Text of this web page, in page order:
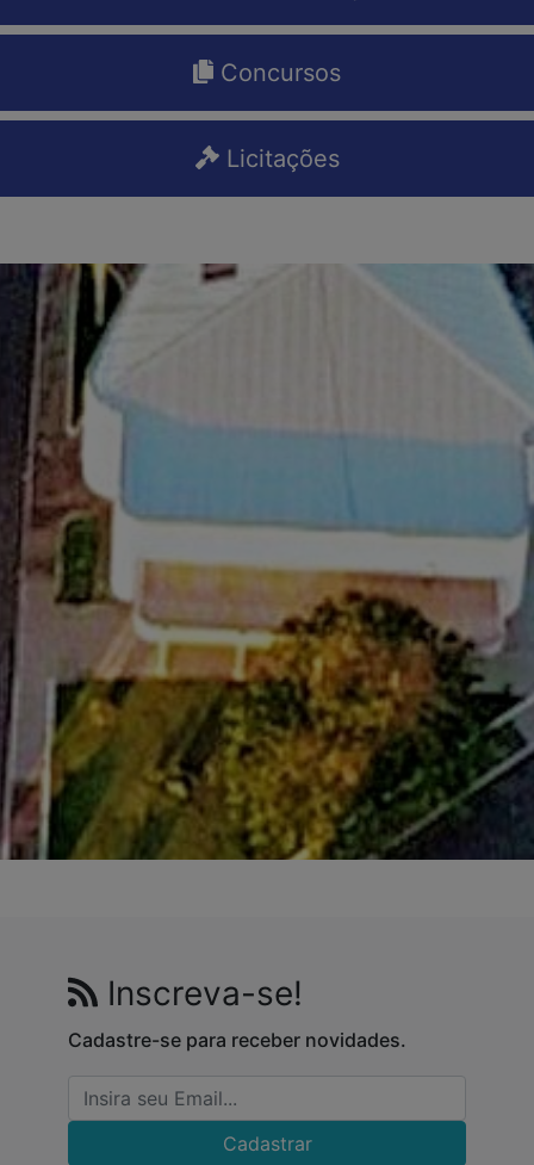
Concursos
Licitações
Inscreva-se!
Cadastre-se para receber novidades.
Cadastrar